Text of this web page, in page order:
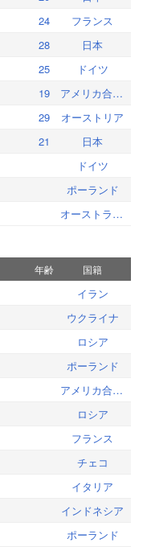
24
フランス
28
日本
25
ドイツ
19
アメリカ合衆国
29
オーストリア
21
日本
ドイツ
ポーランド
オーストラリア
年齢 国籍
イラン
ウクライナ
ロシア
ポーランド
アメリカ合衆国
ロシア
フランス
チェコ
イタリア
インドネシア
ポーランド